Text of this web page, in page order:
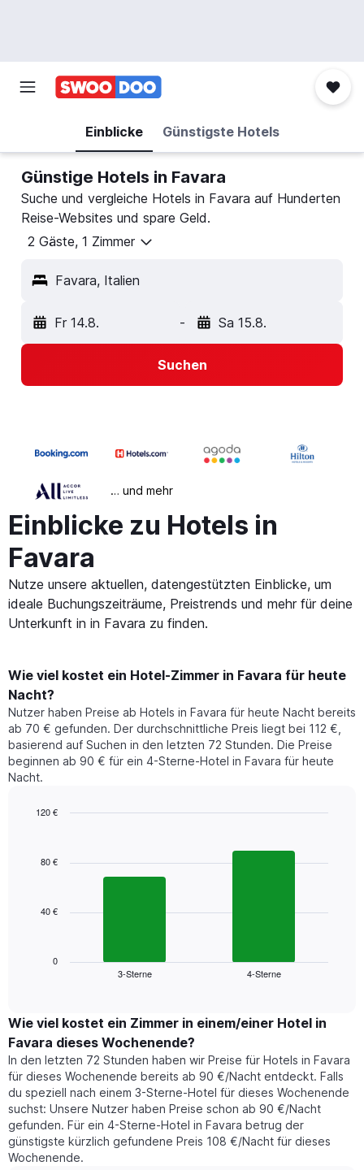
Einblicke Günstigste Hotels
Günstige Hotels in Favara
Suche und vergleiche Hotels in Favara auf Hunderten
Reise-Websites und spare Geld.
2 Gäste, 1 Zimmer
Favara, Italien
Fr 14.8. - Sa 15.8.
Suchen
… und mehr
Einblicke zu Hotels in
Favara
Nutze unsere aktuellen, datengestützten Einblicke, um
ideale Buchungszeiträume, Preistrends und mehr für deine
Unterkunft in in Favara zu finden.
Wie viel kostet ein Hotel-Zimmer in Favara für heute
Nacht?
Nutzer haben Preise ab Hotels in Favara für heute Nacht bereits
ab 70 € gefunden. Der durchschnittliche Preis liegt bei 112 €,
basierend auf Suchen in den letzten 72 Stunden. Die Preise
beginnen ab 90 € für ein 4-Sterne-Hotel in Favara für heute
Nacht.
with
Das
zeigt
der
für
heute
Nacht
in
den
letzten
3
Tagen
gefunden
3-Sterne 4-Sterne
0
40 €
80 €
120 €
Wie viel kostet ein Zimmer in einem/einer Hotel in
Favara dieses Wochenende?
In den letzten 72 Stunden haben wir Preise für Hotels in Favara
für dieses Wochenende bereits ab 90 €/Nacht entdeckt. Falls
du speziell nach einem 3-Sterne-Hotel für dieses Wochenende
suchst: Unsere Nutzer haben Preise schon ab 90 €/Nacht
gefunden. Für ein 4-Sterne-Hotel in Favara betrug der
günstigste kürzlich gefundene Preis 108 €/Nacht für dieses
Wochenende.